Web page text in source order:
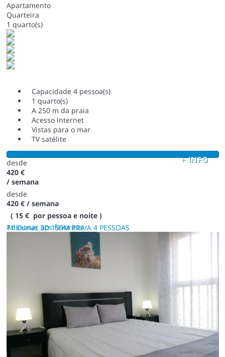
Apartamento
Quarteira
1 quarto(s)
Capacidade 4 pessoa(s)
1 quarto(s)
A 250 m da praia
Acesso Internet
Vistas para o mar
TV satélite
+ INFO
desde
420 €
/ semana
desde
420 €/ semana
( 15 € por pessoa e noite )
T1 Dunas 3D 150M PRAIA 4 PESSOAS
Adicionar aos favoritos